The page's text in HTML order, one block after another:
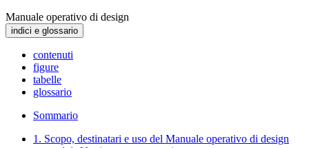
Manuale operativo di design
indici e glossario
contenuti
figure
tabelle
glossario
Sommario
1. Scopo, destinatari e uso del Manuale operativo di design